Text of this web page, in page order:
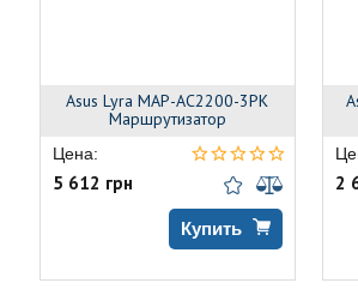
Asus Lyra MAP-AC2200-3PK
Маршрутизатор
Цена:
5 612 грн
Купить
2